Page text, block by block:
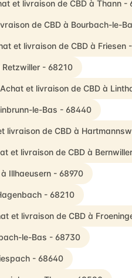
et livraison de CBD à Thann -
de CBD à Bourbach-le-
et livraison de CBD à Friesen
- 68210
Achat et livraison de CBD à
le-Bas - 68440
livraison de CBD à
et livraison de CBD à
Illhaeusern - 68970
- 68210
et livraison de CBD à
le-Bas - 68730
- 68640